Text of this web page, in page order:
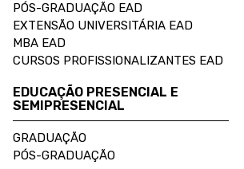
PÓS-GRADUAÇÃO EAD
EXTENSÃO UNIVERSITÁRIA EAD
MBA EAD
CURSOS PROFISSIONALIZANTES EAD
EDUCAÇÃO PRESENCIAL E
SEMIPRESENCIAL
GRADUAÇÃO
PÓS-GRADUAÇÃO